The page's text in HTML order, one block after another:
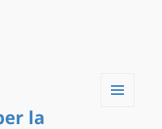
la